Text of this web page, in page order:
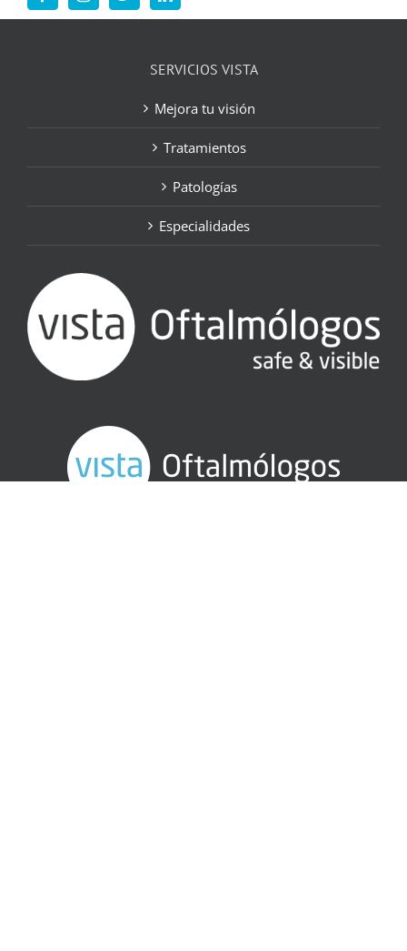
SERVICIOS VISTA
Mejora tu visión
Tratamientos
Patologías
Especialidades